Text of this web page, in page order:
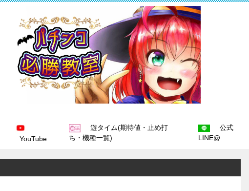
YouTube
遊タイム(期待値・止め打
ち・機種一覧)
公式
LINE@